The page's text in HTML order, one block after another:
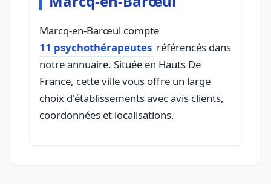
Marcq-en-Barœul compte
11 psychothérapeutes référencés dans
notre annuaire. Située en Hauts De
France, cette ville vous offre un large
choix d'établissements avec avis clients,
coordonnées et localisations.